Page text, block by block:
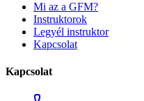
Mi az a GFM?
Instruktorok
Legyél instruktor
Kapcsolat
Kapcsolat